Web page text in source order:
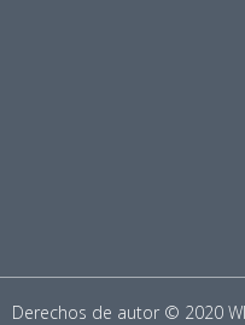
Derechos de autor © 2020